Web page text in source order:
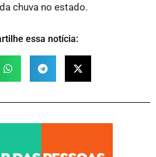
chuva no estado.
essa notícia: